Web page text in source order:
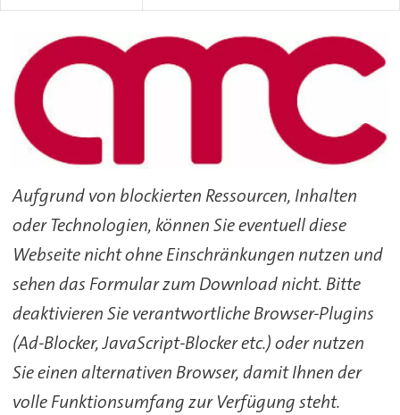
Aufgrund von blockierten Ressourcen, Inhalten
oder Technologien, können Sie eventuell diese
Webseite nicht ohne Einschränkungen nutzen und
sehen das Formular zum Download nicht. Bitte
deaktivieren Sie verantwortliche Browser-Plugins
(Ad-Blocker, JavaScript-Blocker etc.) oder nutzen
Sie einen alternativen Browser, damit Ihnen der
volle Funktionsumfang zur Verfügung steht.